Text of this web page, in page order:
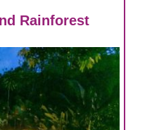
Rainforest